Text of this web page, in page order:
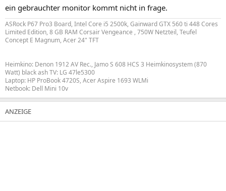
ein gebrauchter monitor kommt nicht in frage.
ASRock P67 Pro3 Board, Intel Core i5 2500k, Gainward GTX 560 ti 448 Cores
Limited Edition, 8 GB RAM Corsair Vengeance , 750W Netzteil, Teufel
Concept E Magnum, Acer 24" TFT
Heimkino: Denon 1912 AV Rec., Jamo S 608 HCS 3 Heimkinosystem (870
Watt) black ash TV: LG 47le5300
Laptop: HP ProBook 4720S, Acer Aspire 1693 WLMi
Netbook: Dell Mini 10v